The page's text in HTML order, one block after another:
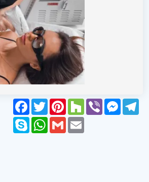
FacebookTwitterPinterest
HouzzViber
SkypeWhatsApp
GmailEmail